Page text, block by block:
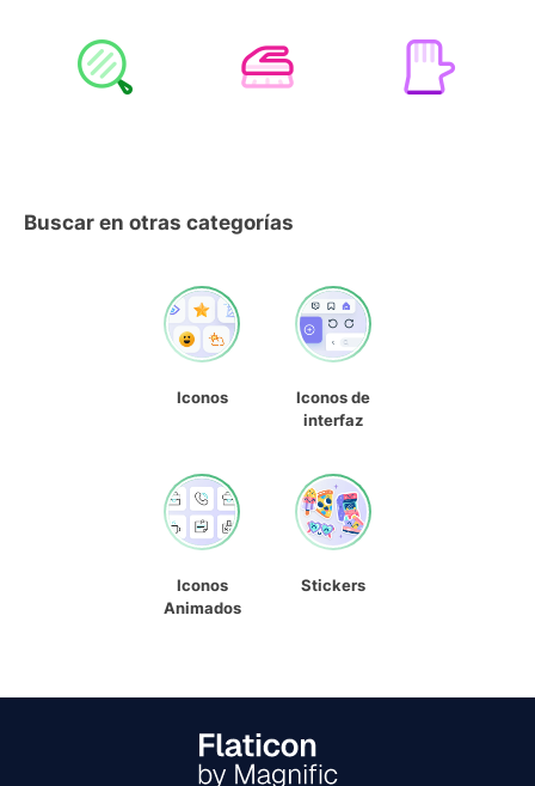
Buscar en otras categorías
Iconos
Iconos de
interfaz
Iconos
Animados
Stickers